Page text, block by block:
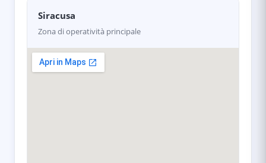
Siracusa
Zona di operatività principale